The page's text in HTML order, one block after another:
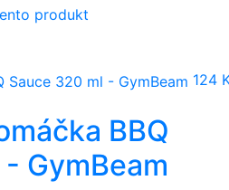
produkt
124
BBQ
GymBeam